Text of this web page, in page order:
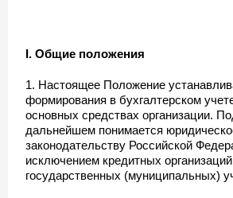
I. Общие положения
1. Настоящее Положение
формирования в бухгалтерском
основных средствах организации.
дальнейшем понимается
законодательству Российской
исключением кредитных
государственных (муниципальных)